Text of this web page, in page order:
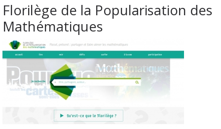
Florilège de la Popularisation des
Mathématiques